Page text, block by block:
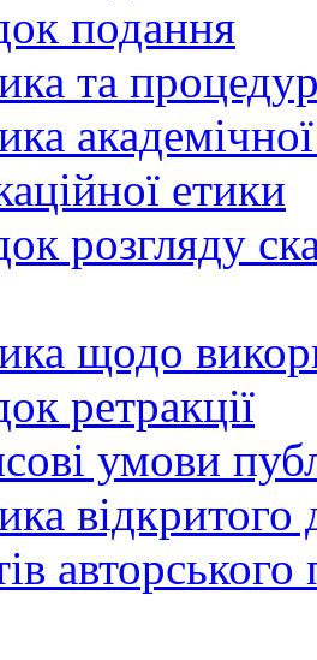
подання
та
етики
розгляду
щодо
ретракції
умови
авторського